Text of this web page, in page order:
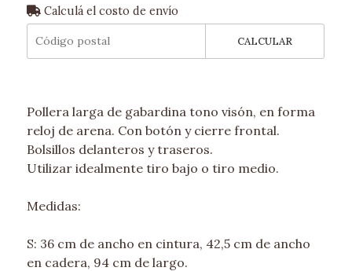
Calculá el costo de envío
CALCULAR
Pollera larga de gabardina tono visón, en forma
reloj de arena. Con botón y cierre frontal.
Bolsillos delanteros y traseros.
Utilizar idealmente tiro bajo o tiro medio.
Medidas:
S: 36 cm de ancho en cintura, 42,5 cm de ancho
en cadera, 94 cm de largo.